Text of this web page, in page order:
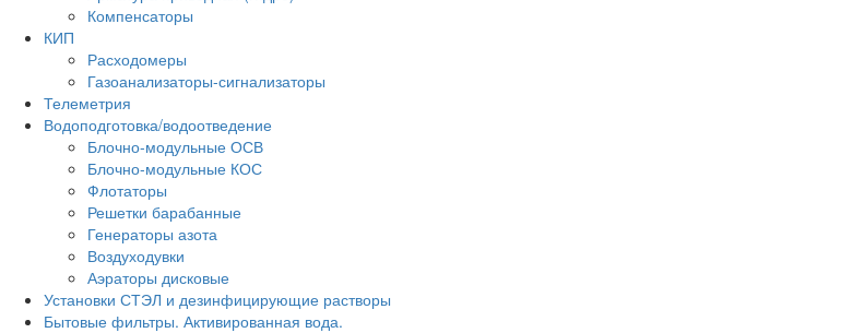
Компенсаторы
КИП
Расходомеры
Газоанализаторы-сигнализаторы
Телеметрия
Водоподготовка/водоотведение
Блочно-модульные ОСВ
Блочно-модульные КОС
Флотаторы
Решетки барабанные
Генераторы азота
Воздуходувки
Аэраторы дисковые
Установки СТЭЛ и дезинфицирующие растворы
Бытовые фильтры. Активированная вода.